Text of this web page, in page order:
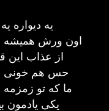
یه دیواره
اون ورش همیشه
از عذاب این
حس هم خونی
ما که تو
یکی یادمون